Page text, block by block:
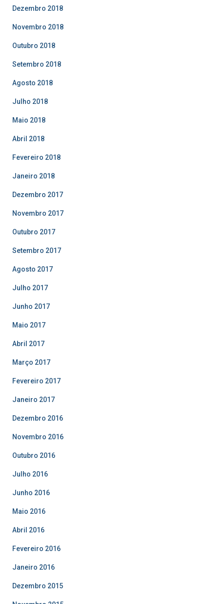
Dezembro 2018
Novembro 2018
Outubro 2018
Setembro 2018
Agosto 2018
Julho 2018
Maio 2018
Abril 2018
Fevereiro 2018
Janeiro 2018
Dezembro 2017
Novembro 2017
Outubro 2017
Setembro 2017
Agosto 2017
Julho 2017
Junho 2017
Maio 2017
Abril 2017
Março 2017
Fevereiro 2017
Janeiro 2017
Dezembro 2016
Novembro 2016
Outubro 2016
Julho 2016
Junho 2016
Maio 2016
Abril 2016
Fevereiro 2016
Janeiro 2016
Dezembro 2015